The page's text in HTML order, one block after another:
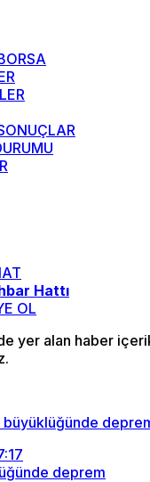
Hattı
OL
yer alan haber
deprem